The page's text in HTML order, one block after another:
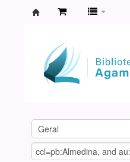
Agamenon
Magalhães